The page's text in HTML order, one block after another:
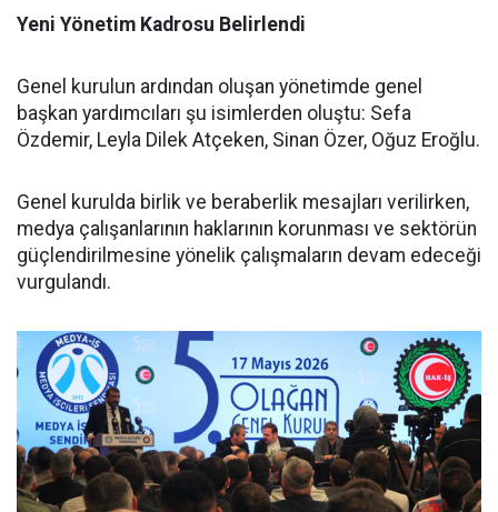
Yeni Yönetim Kadrosu Belirlendi
Genel kurulun ardından oluşan yönetimde genel
başkan yardımcıları şu isimlerden oluştu: Sefa
Özdemir, Leyla Dilek Atçeken, Sinan Özer, Oğuz Eroğlu.
Genel kurulda birlik ve beraberlik mesajları verilirken,
medya çalışanlarının haklarının korunması ve sektörün
güçlendirilmesine yönelik çalışmaların devam edeceği
vurgulandı.